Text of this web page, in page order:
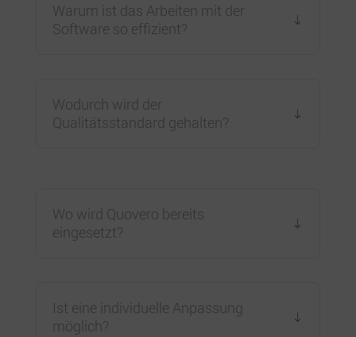
Warum ist das Arbeiten mit der
Software so effizient?
Wodurch wird der
Qualitätsstandard gehalten?
Wo wird Quovero bereits
eingesetzt?
Ist eine individuelle Anpassung
möglich?